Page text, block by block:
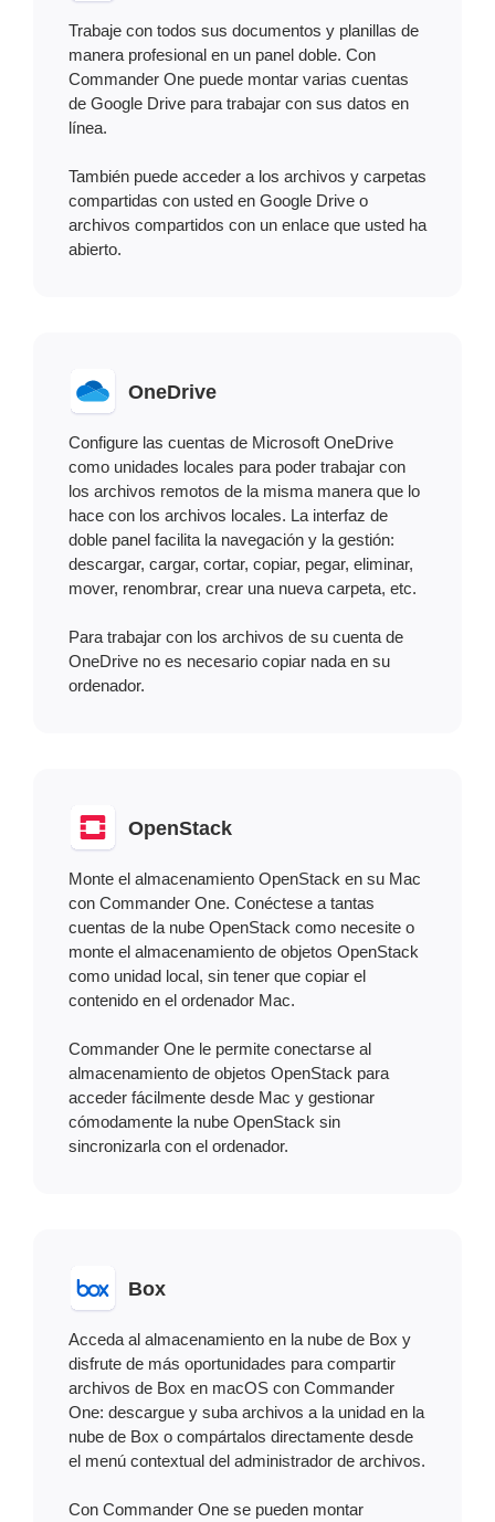
Trabaje con todos sus documentos y planillas de
manera profesional en un panel doble. Con
Commander One puede montar varias cuentas
de Google Drive para trabajar con sus datos en
línea.
También puede acceder a los archivos y carpetas
compartidas con usted en Google Drive o
archivos compartidos con un enlace que usted ha
abierto.
OneDrive
Configure las cuentas de Microsoft OneDrive
como unidades locales para poder trabajar con
los archivos remotos de la misma manera que lo
hace con los archivos locales. La interfaz de
doble panel facilita la navegación y la gestión:
descargar, cargar, cortar, copiar, pegar, eliminar,
mover, renombrar, crear una nueva carpeta, etc.
Para trabajar con los archivos de su cuenta de
OneDrive no es necesario copiar nada en su
ordenador.
OpenStack
Monte el almacenamiento OpenStack en su Mac
con Commander One. Conéctese a tantas
cuentas de la nube OpenStack como necesite o
monte el almacenamiento de objetos OpenStack
como unidad local, sin tener que copiar el
contenido en el ordenador Mac.
Commander One le permite conectarse al
almacenamiento de objetos OpenStack para
acceder fácilmente desde Mac y gestionar
cómodamente la nube OpenStack sin
sincronizarla con el ordenador.
Box
Acceda al almacenamiento en la nube de Box y
disfrute de más oportunidades para compartir
archivos de Box en maсOS con Commander
One: descargue y suba archivos a la unidad en la
nube de Box o compártalos directamente desde
el menú contextual del administrador de archivos.
Con Commander One se pueden montar